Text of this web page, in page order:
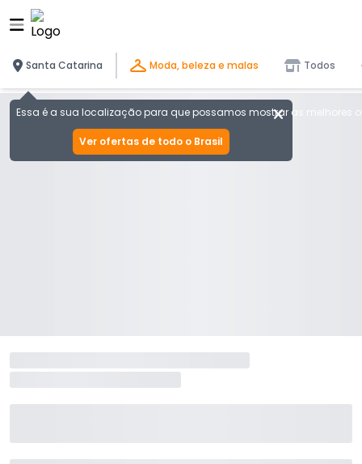
Santa Catarina
Essa é a sua localização para que possamos mostrar as melhores
Ver ofertas de todo o Brasil
Moda, beleza e malas Todos